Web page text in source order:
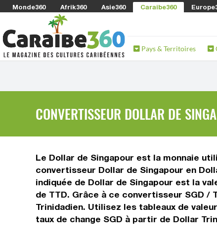
Monde360 Afrik360 Asie360 Caraibe360
Pays & Territoires
CONVERTISSEUR DOLLAR DE
Le Dollar de Singapour est la monnaie
convertisseur Dollar de Singapour en
indiquée de Dollar de Singapour est la
de TTD. Grâce à ce convertisseur SGD
Trinidadien. Utilisez les tableaux de
taux de change SGD à partir de Dollar